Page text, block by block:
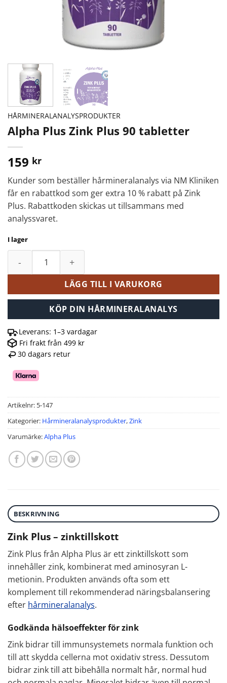
HÅRMINERALANALYSPRODUKTER
Alpha Plus Zink Plus 90 tabletter
159 kr
Kunder som beställer hårmineralanalys via NM Kliniken
får en rabattkod som ger extra 10 % rabatt på Zink
Plus. Rabattkoden skickas ut tillsammans med
analyssvaret.
I lager
LÄGG TILL I VARUKORG
KÖP DIN HÅRMINERALANALYS
Leverans: 1–3 vardagar
Fri frakt från 499 kr
30 dagars retur
Artikelnr: 5-147
Kategorier: Hårmineralanalysprodukter,Zink
Varumärke:Alpha Plus
BESKRIVNING
Zink Plus – zinktillskott
Zink Plus från Alpha Plus är ett zinktillskott som
innehåller zink, kombinerat med aminosyran L-
metionin. Produkten används ofta som ett
komplement till rekommenderad näringsbalansering
efter hårmineralanalys.
Godkända hälsoeffekter för zink
Zink bidrar till immunsystemets normala funktion och
till att skydda cellerna mot oxidativ stress. Dessutom
bidrar zink till att bibehålla normalt hår, normal hud